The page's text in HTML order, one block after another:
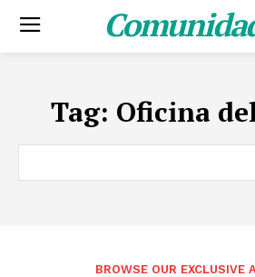
Tag: Oficina
BROWSE OUR EXCLUSIVE